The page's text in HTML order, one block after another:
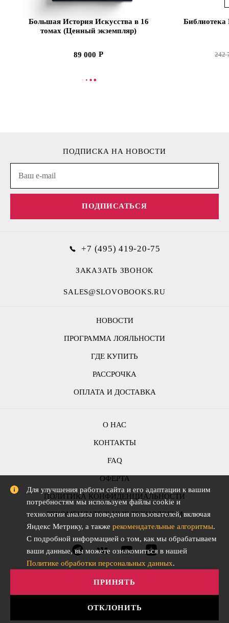
Большая История Искусства в 16
томах (Ценный экземпляр)
89 000
В КОРЗИНУ
Библиотека
242
НОВОСТИ
ПРОГРАММА ЛОЯЛЬНОСТИ
ГДЕ КУПИТЬ
РАССРОЧКА
ОПЛАТА И ДОСТАВКА
ПОДПИСКА НА НОВОСТИ
ПОДПИСАТЬСЯ
О НАС
КОНТАКТЫ
FAQ
ОФЕРТА
ПОЛИТИКА КОНФИДЕНЦИАЛЬНОСТИ
РЕКОМЕНДАТЕЛЬНЫЕ ТЕХНОЛОГИИ
+7 (495) 419-20-75
ЗАКАЗАТЬ ЗВОНОК
SALES@SLOVOBOOKS.RU
АО "СЛОВО" © Все права защищены. 2015-2026
Для улучшения работы сайта и его адаптации к вашим
потребностям мы используем файлы cookie и
технологии анализа поведения пользователей, включая
Яндекс Метрику, а также рекомендательные алгоритмы.
С подробной информацией о том, как мы обрабатываем
ваши данные, вы можете ознакомиться в нашей
Политике обработки персональных данных.
ОТКЛОНИТЬ
ПРИНЯТЬ